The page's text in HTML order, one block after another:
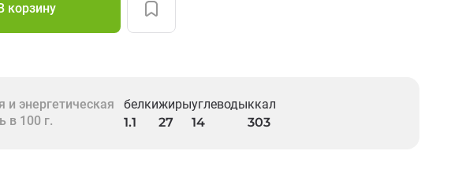
корзину
и энергетическая
в 100 г.
белки
1.1
жиры
27
углеводы
14
ккал
303